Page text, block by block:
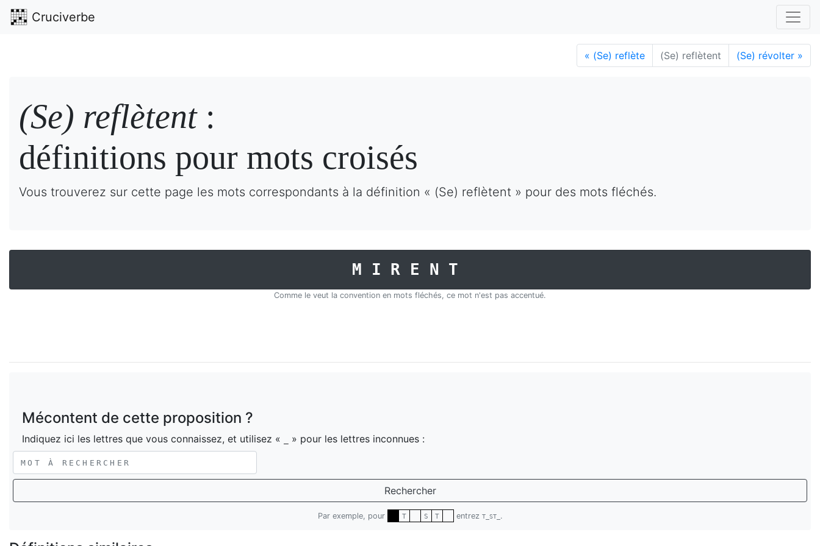
Cruciverbe
« (Se) reflète (Se) reflètent (Se) révolter »
(Se) reflètent:
définitions pour mots croisés
Vous trouverez sur cette page les mots correspondants à la définition « (Se) reflètent » pour des mots fléchés.
MIRENT
Comme le veut la convention en mots fléchés, ce mot n'est pas accentué.
Mécontent de cette proposition ?
Indiquez ici les lettres que vous connaissez, et utilisez « » pour les lettres inconnues :
Rechercher
Par exemple, pour T S T entrez T_ST_ .